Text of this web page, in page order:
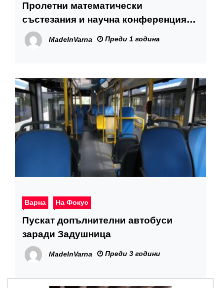
Пролетни математически
състезания и научна конференция
ще се проведат във Варна
MadeInVarna Преди 1 година
Варна На Фокус
Пускат допълнителни автобуси
заради Задушница
MadeInVarna Преди 3 години